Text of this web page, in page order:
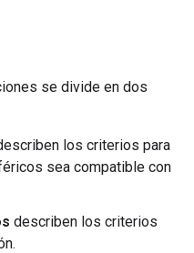
se divide en dos
los criterios para
sea compatible con
describen los criterios